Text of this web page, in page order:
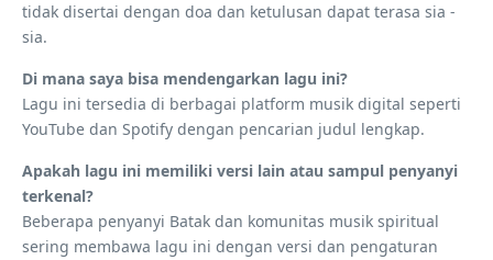
tidak disertai dengan doa dan ketulusan dapat terasa sia -
sia.
Di mana saya bisa mendengarkan lagu ini?
Lagu ini tersedia di berbagai platform musik digital seperti
YouTube dan Spotify dengan pencarian judul lengkap.
Apakah lagu ini memiliki versi lain atau sampul penyanyi
terkenal?
Beberapa penyanyi Batak dan komunitas musik spiritual
sering membawa lagu ini dengan versi dan pengaturan